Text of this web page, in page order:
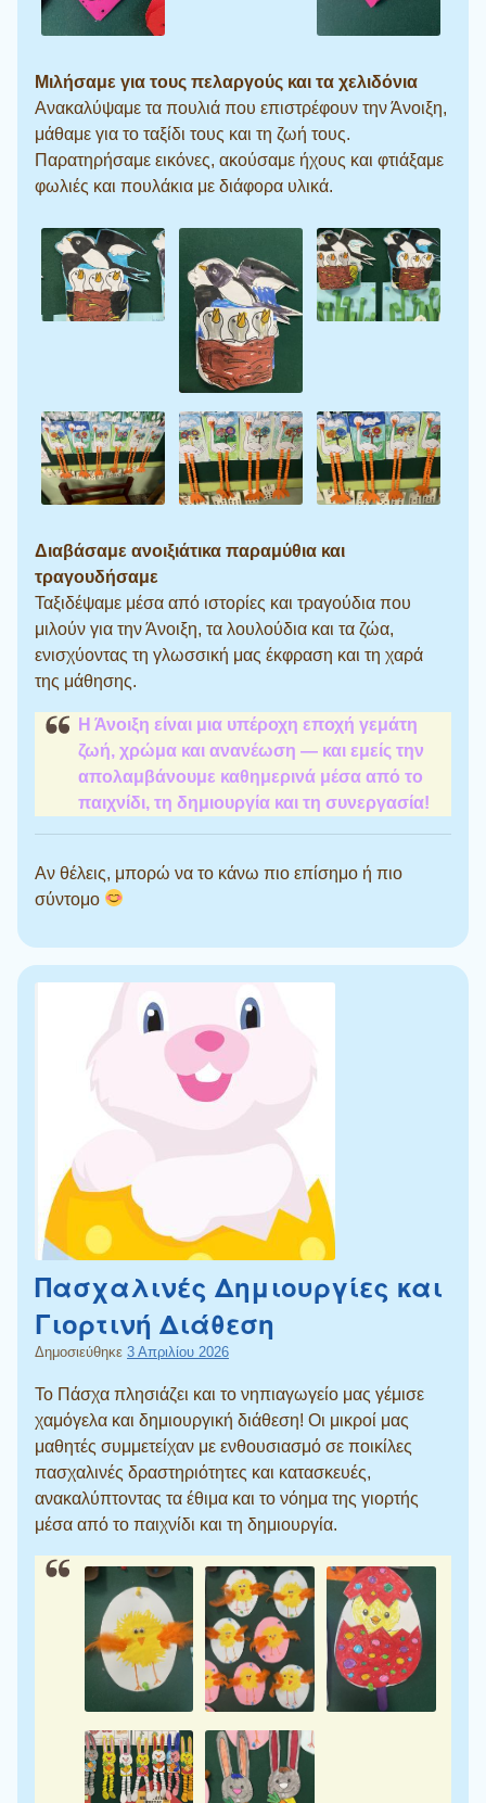
Μιλήσαμε για τους πελαργούς και τα χελιδόνια
Ανακαλύψαμε τα πουλιά που επιστρέφουν την Άνοιξη,
μάθαμε για το ταξίδι τους και τη ζωή τους.
Παρατηρήσαμε εικόνες, ακούσαμε ήχους και φτιάξαμε
φωλιές και πουλάκια με διάφορα υλικά.
Διαβάσαμε ανοιξιάτικα παραμύθια και
τραγουδήσαμε
Ταξιδέψαμε μέσα από ιστορίες και τραγούδια που
μιλούν για την Άνοιξη, τα λουλούδια και τα ζώα,
ενισχύοντας τη γλωσσική μας έκφραση και τη χαρά
της μάθησης.
Η Άνοιξη είναι μια υπέροχη εποχή γεμάτη
ζωή, χρώμα και ανανέωση — και εμείς την
απολαμβάνουμε καθημερινά μέσα από το
παιχνίδι, τη δημιουργία και τη συνεργασία!
Αν θέλεις, μπορώ να το κάνω πιο επίσημο ή πιο
σύντομο
Πασχαλινές Δημιουργίες και
Γιορτινή Διάθεση
Δημοσιεύθηκε 3 Απριλίου 2026
Το Πάσχα πλησιάζει και το νηπιαγωγείο μας γέμισε
χαμόγελα και δημιουργική διάθεση! Οι μικροί μας
μαθητές συμμετείχαν με ενθουσιασμό σε ποικίλες
πασχαλινές δραστηριότητες και κατασκευές,
ανακαλύπτοντας τα έθιμα και το νόημα της γιορτής
μέσα από το παιχνίδι και τη δημιουργία.